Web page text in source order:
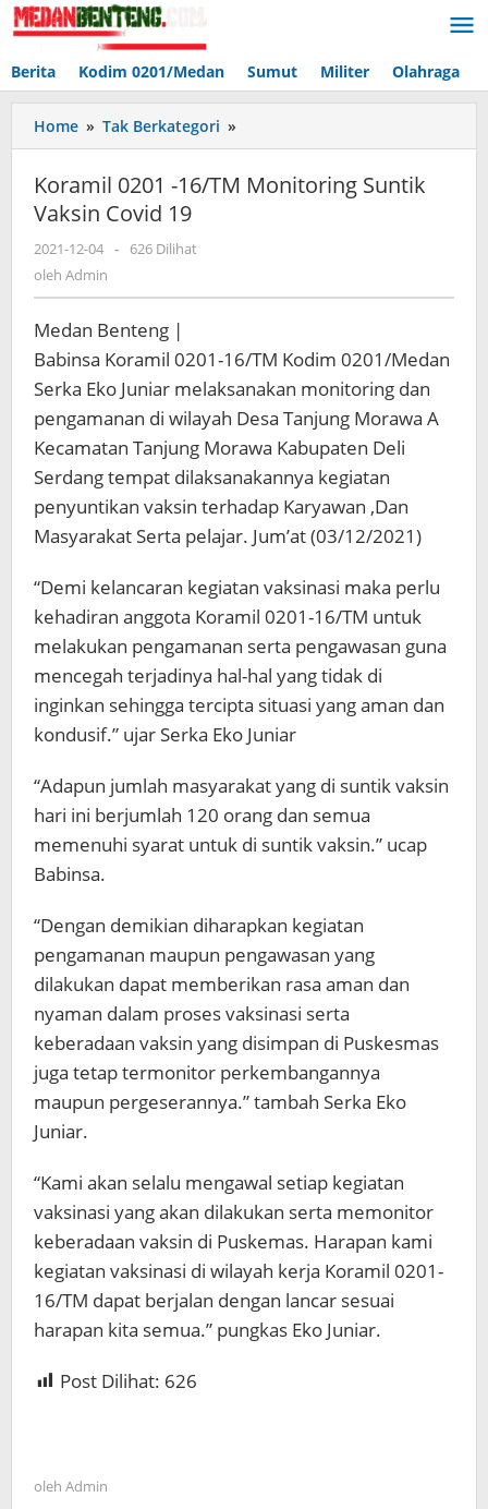
Lewati
ke
Berita Kodim 0201/Medan Sumut Militer Olahraga
Home » Tak Berkategori »
0201
Monitoring
Koramil 0201 -16/TM Monitoring Suntik
Vaksin Covid 19
2021-12-04 oleh
-
626 Dilihat
oleh Admin
Medan Benteng |
Babinsa Koramil 0201-16/TM Kodim 0201/Medan
Serka Eko Juniar melaksanakan monitoring dan
pengamanan di wilayah Desa Tanjung Morawa A
Kecamatan Tanjung Morawa Kabupaten Deli
Serdang tempat dilaksanakannya kegiatan
penyuntikan vaksin terhadap Karyawan ,Dan
Masyarakat Serta pelajar. Jum’at (03/12/2021)
“Demi kelancaran kegiatan vaksinasi maka perlu
kehadiran anggota Koramil 0201-16/TM untuk
melakukan pengamanan serta pengawasan guna
mencegah terjadinya hal-hal yang tidak di
inginkan sehingga tercipta situasi yang aman dan
kondusif.” ujar Serka Eko Juniar
“Adapun jumlah masyarakat yang di suntik vaksin
hari ini berjumlah 120 orang dan semua
memenuhi syarat untuk di suntik vaksin.” ucap
Babinsa.
“Dengan demikian diharapkan kegiatan
pengamanan maupun pengawasan yang
dilakukan dapat memberikan rasa aman dan
nyaman dalam proses vaksinasi serta
keberadaan vaksin yang disimpan di Puskesmas
juga tetap termonitor perkembangannya
maupun pergeserannya.” tambah Serka Eko
Juniar.
“Kami akan selalu mengawal setiap kegiatan
vaksinasi yang akan dilakukan serta memonitor
keberadaan vaksin di Puskemas. Harapan kami
kegiatan vaksinasi di wilayah kerja Koramil 0201-
16/TM dapat berjalan dengan lancar sesuai
harapan kita semua.” pungkas Eko Juniar.
Post Dilihat: 626
oleh Admin